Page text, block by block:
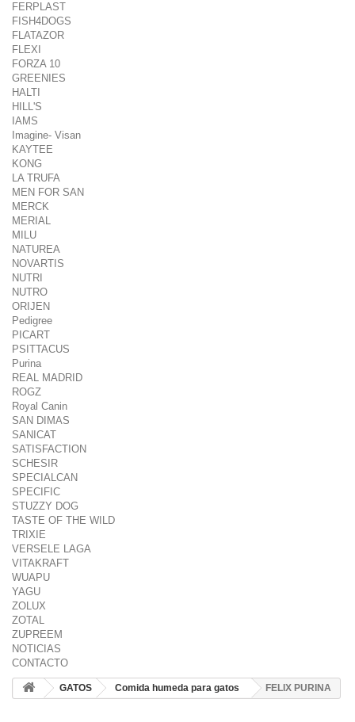
FERPLAST
FISH4DOGS
FLATAZOR
FLEXI
FORZA 10
GREENIES
HALTI
HILL'S
IAMS
Imagine- Visan
KAYTEE
KONG
LA TRUFA
MEN FOR SAN
MERCK
MERIAL
MILU
NATUREA
NOVARTIS
NUTRI
NUTRO
ORIJEN
Pedigree
PICART
PSITTACUS
Purina
REAL MADRID
ROGZ
Royal Canin
SAN DIMAS
SANICAT
SATISFACTION
SCHESIR
SPECIALCAN
SPECIFIC
STUZZY DOG
TASTE OF THE WILD
TRIXIE
VERSELE LAGA
VITAKRAFT
WUAPU
YAGU
ZOLUX
ZOTAL
ZUPREEM
NOTICIAS
CONTACTO
GATOS Comida humeda para gatos FELIX PURINA